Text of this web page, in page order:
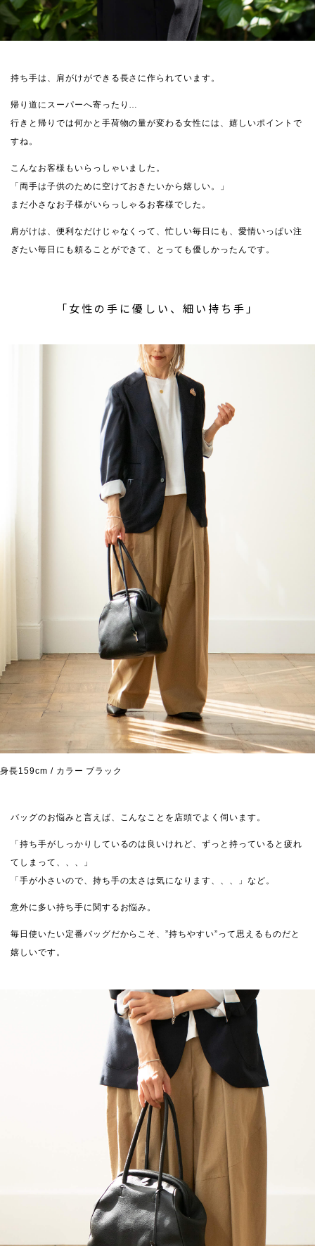
持ち手は、肩がけができる長さに作られています。
帰り道にスーパーへ寄ったり…
行きと帰りでは何かと手荷物の量が変わる女性には、嬉しいポイントで
すね。
こんなお客様もいらっしゃいました。
「両手は子供のために空けておきたいから嬉しい。」
まだ小さなお子様がいらっしゃるお客様でした。
肩がけは、便利なだけじゃなくって、忙しい毎日にも、愛情いっぱい注
ぎたい毎日にも頼ることができて、とっても優しかったんです。
「女性の手に優しい、細い持ち手」
身長159cm / カラー ブラック
バッグのお悩みと言えば、こんなことを店頭でよく伺います。
「持ち手がしっかりしているのは良いけれど、ずっと持っていると疲れ
てしまって、、、」
「手が小さいので、持ち手の太さは気になります、、、」など。
意外に多い持ち手に関するお悩み。
毎日使いたい定番バッグだからこそ、”持ちやすい”って思えるものだと
嬉しいです。